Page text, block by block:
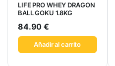
LIFE PRO WHEY DRAGON
BALL GOKU 1.8KG
84.90€
Añadir al carrito